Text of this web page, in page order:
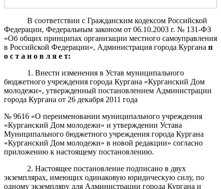
В соответствии с Гражданским кодексом Российской
Федерации, Федеральным законом от 06.10.2003 г. № 131-ФЗ
«Об общих принципах организации местного самоуправления
в Российской Федерации», Администрация города Кургана п
о с т а н о в л я е т:
1. Внести изменения в Устав муниципального
бюджетного учреждения города Кургана «Курганский Дом
молодежи», утвержденный постановлением Администрации
города Кургана от 26 декабря 2011 года
№ 9616 «О переименовании муниципального учреждения
«Курганский Дом молодежи» и утверждении Устава
Муниципального бюджетного учреждения города Кургана
«Курганский Дом молодежи» в новой редакции» согласно
приложению к настоящему постановлению.
2. Настоящее постановление подписано в двух
экземплярах, имеющих одинаковую юридическую силу, по
одному экземпляру для Администрации города Кургана и